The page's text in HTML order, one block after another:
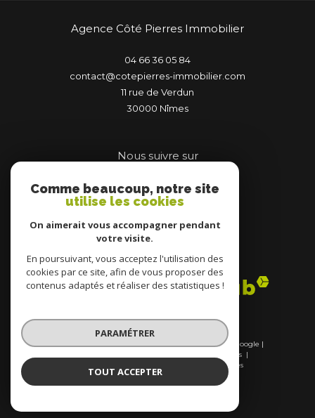
Agence Côté Pierres Immobilier
04 66 36 05 84
contact@cotepierres-immobilier.com
11 rue de Verdun
30000
nîmes
Nous suivre sur
Adhérents
© 2026 | Tous droits réservés | Traduction powered by Google |
Mentions légales
Cookies
Comme beaucoup, notre site
utilise les cookies
On aimerait vous accompagner pendant
votre visite.
En poursuivant, vous acceptez l'utilisation des
cookies par ce site, afin de vous proposer des
contenus adaptés et réaliser des statistiques !
PARAMÉTRER
TOUT ACCEPTER